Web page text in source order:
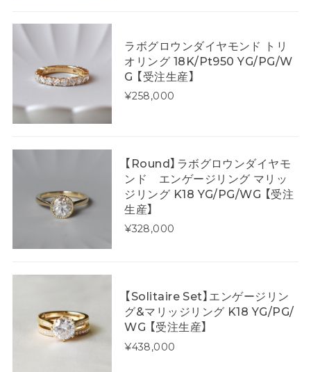
ラボグロウンダイヤモンド トリ
オリング 18K/Pt950 YG/PG/W
G 【受注生産】
¥258,000
【Round】ラボグロウンダイヤモ
ンド エンゲージリング マリッ
ジリング K18 YG/PG/WG 【受注
生産】
¥328,000
【Solitaire Set】エンゲージリン
グ&マリッジリング K18 YG/PG/
WG 【受注生産】
¥438,000